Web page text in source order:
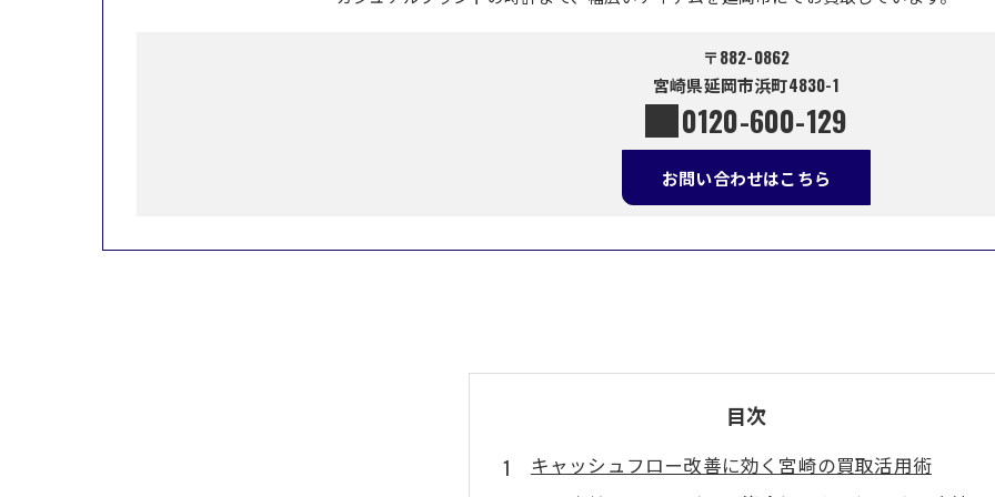
〒882-0862
宮崎県延岡市浜町4830-1
0120-600-129
お問い合わせはこちら
目次
キャッシュフロー改善に効く宮崎の買取活用術